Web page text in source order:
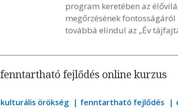
program keretében az
megőrzésének
továbbá elindul az „Év
fejlődés online kurzus
örökség fenntartható fejlődés